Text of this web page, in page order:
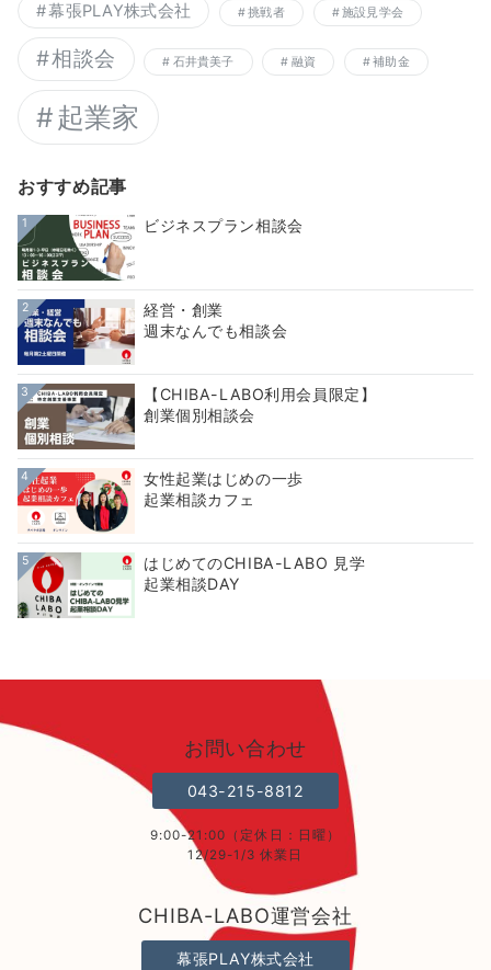
幕張PLAY株式会社 挑戦者 施設見学会
相談会 石井貴美子 融資 補助金
起業家
おすすめ記事
1 ビジネスプラン相談会
2
経営・創業
週末なんでも相談会
3
【CHIBA-LABO利用会員限定】
創業個別相談会
4
女性起業はじめの一歩
起業相談カフェ
5
はじめてのCHIBA-LABO 見学
起業相談DAY
お問い合わせ
043-215-8812
9:00-21:00（定休日：日曜）
12/29-1/3 休業日
CHIBA-LABO運営会社
幕張PLAY株式会社